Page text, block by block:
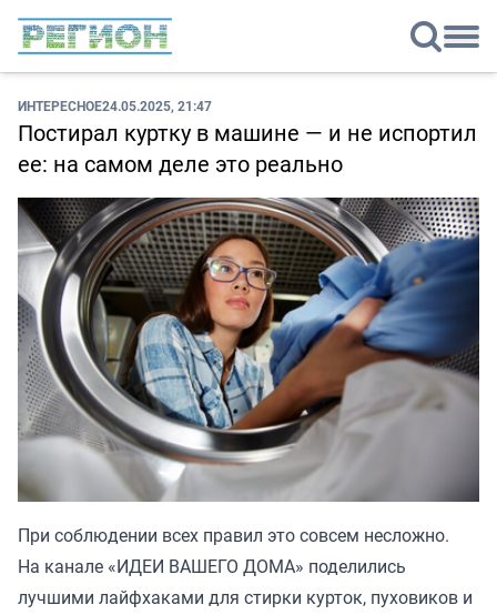
ИНТЕРЕСНОЕ24.05.2025, 21:47
Постирал куртку в машине — и не испортил
ее: на самом деле это реально
При соблюдении всех правил это совсем несложно.
На канале «ИДЕИ ВАШЕГО ДОМА» поделились
лучшими лайфхаками для стирки курток, пуховиков и